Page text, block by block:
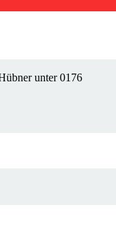
unter 0176